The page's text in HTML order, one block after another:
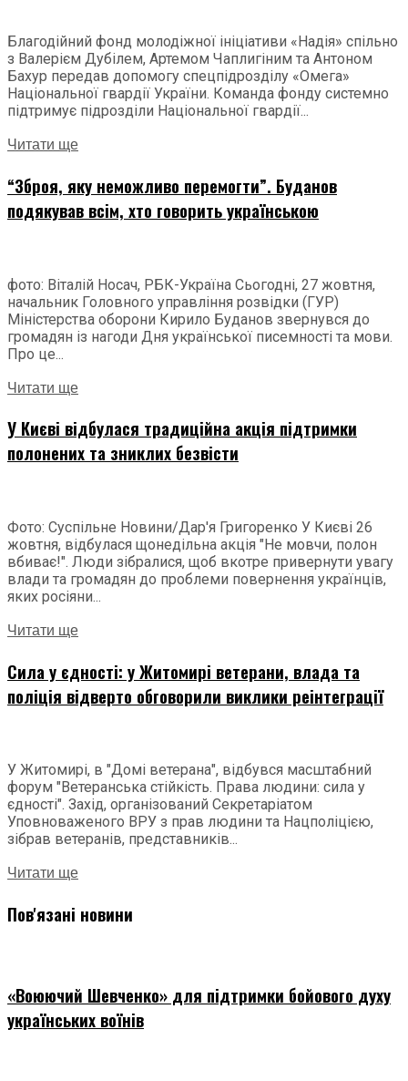
Благодійний фонд молодіжної ініціативи «Надія» спільно
з Валерієм Дубілем, Артемом Чаплигіним та Антоном
Бахур передав допомогу спецпідрозділу «Омега»
Національної гвардії України. Команда фонду системно
підтримує підрозділи Національної гвардії...
Читати ще
“Зброя, яку неможливо перемогти”. Буданов
подякував всім, хто говорить українською
фото: Віталій Носач, РБК-Україна Сьогодні, 27 жовтня,
начальник Головного управління розвідки (ГУР)
Міністерства оборони Кирило Буданов звернувся до
громадян із нагоди Дня української писемності та мови.
Про це...
Читати ще
У Києві відбулася традиційна акція підтримки
полонених та зниклих безвісти
Фото: Суспільне Новини/Дар'я Григоренко У Києві 26
жовтня, відбулася щонедільна акція "Не мовчи, полон
вбиває!". Люди зібралися, щоб вкотре привернути увагу
влади та громадян до проблеми повернення українців,
яких росіяни...
Читати ще
Сила у єдності: у Житомирі ветерани, влада та
поліція відверто обговорили виклики реінтеграції
У Житомирі, в "Домі ветерана", відбувся масштабний
форум "Ветеранська стійкість. Права людини: сила у
єдності". Захід, організований Секретаріатом
Уповноваженого ВРУ з прав людини та Нацполіцією,
зібрав ветеранів, представників...
Читати ще
Пов'язані новини
«Воюючий Шевченко» для підтримки бойового духу
українських воїнів